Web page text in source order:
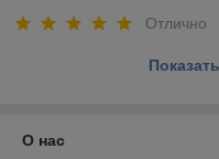
Отлично
О нас